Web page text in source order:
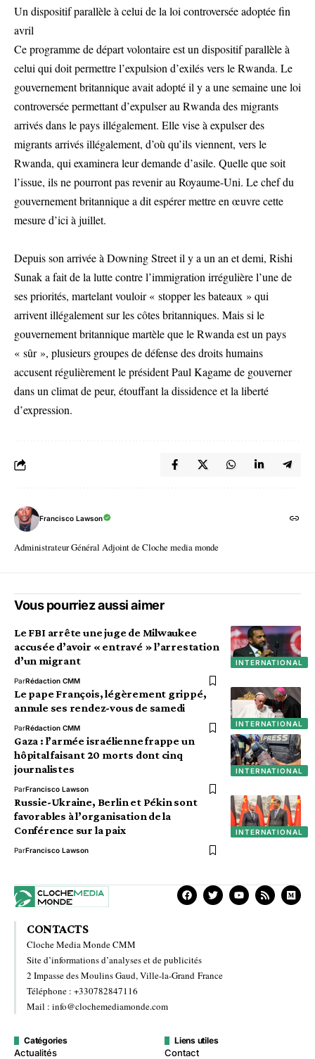
Un dispositif parallèle à celui de la loi controversée adoptée fin
avril
Ce programme de départ volontaire est un dispositif parallèle à
celui qui doit permettre l’expulsion d’exilés vers le Rwanda. Le
gouvernement britannique avait adopté il y a une semaine une loi
controversée permettant d’expulser au Rwanda des migrants
arrivés dans le pays illégalement. Elle vise à expulser des
migrants arrivés illégalement, d’où qu’ils viennent, vers le
Rwanda, qui examinera leur demande d’asile. Quelle que soit
l’issue, ils ne pourront pas revenir au Royaume-Uni. Le chef du
gouvernement britannique a dit espérer mettre en œuvre cette
mesure d’ici à juillet.
Depuis son arrivée à Downing Street il y a un an et demi, Rishi
Sunak a fait de la lutte contre l’immigration irrégulière l’une de
ses priorités, martelant vouloir « stopper les bateaux » qui
arrivent illégalement sur les côtes britanniques. Mais si le
gouvernement britannique martèle que le Rwanda est un pays
« sûr », plusieurs groupes de défense des droits humains
accusent régulièrement le président Paul Kagame de gouverner
dans un climat de peur, étouffant la dissidence et la liberté
d’expression.
Francisco Lawson
Administrateur Général Adjoint de Cloche media monde
Vous pourriez aussi aimer
INTERNATIONAL
Le FBI arrête une juge de Milwaukee
accusée d’avoir « entravé » l’arrestation
d’un migrant
ParRédaction CMM
INTERNATIONAL
Le pape François, légèrement grippé,
annule ses rendez-vous de samedi
ParRédaction CMM
INTERNATIONAL
Gaza : l’armée israélienne frappe un
hôpital faisant 20 morts dont cinq
journalistes
ParFrancisco Lawson
INTERNATIONAL
Russie-Ukraine, Berlin et Pékin sont
favorables à l’organisation de la
Conférence sur la paix
ParFrancisco Lawson
CONTACTS
Cloche Media Monde CMM
Site d’informations d’analyses et de publicités
2 Impasse des Moulins Gaud, Ville-la-Grand France
Téléphone : +330782847116
Mail : info@clochemediamonde.com
Catégories
Actualités
Liens utiles
Contact